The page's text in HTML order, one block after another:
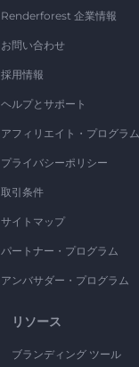
Renderforest 企業情報
お問い合わせ
採用情報
ヘルプとサポート
アフィリエイト・プログラム
プライバシーポリシー
取引条件
サイトマップ
パートナー・プログラム
アンバサダー・プログラム
リソース
ブランディング ツール